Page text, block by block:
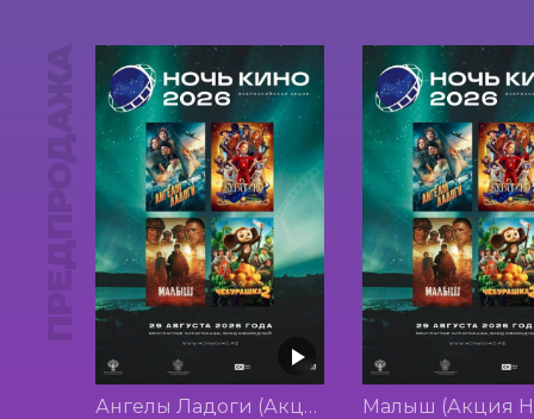
ПРЕДПРОДАЖА
Ангелы Ладоги (Акция Ночь Кино 2026)